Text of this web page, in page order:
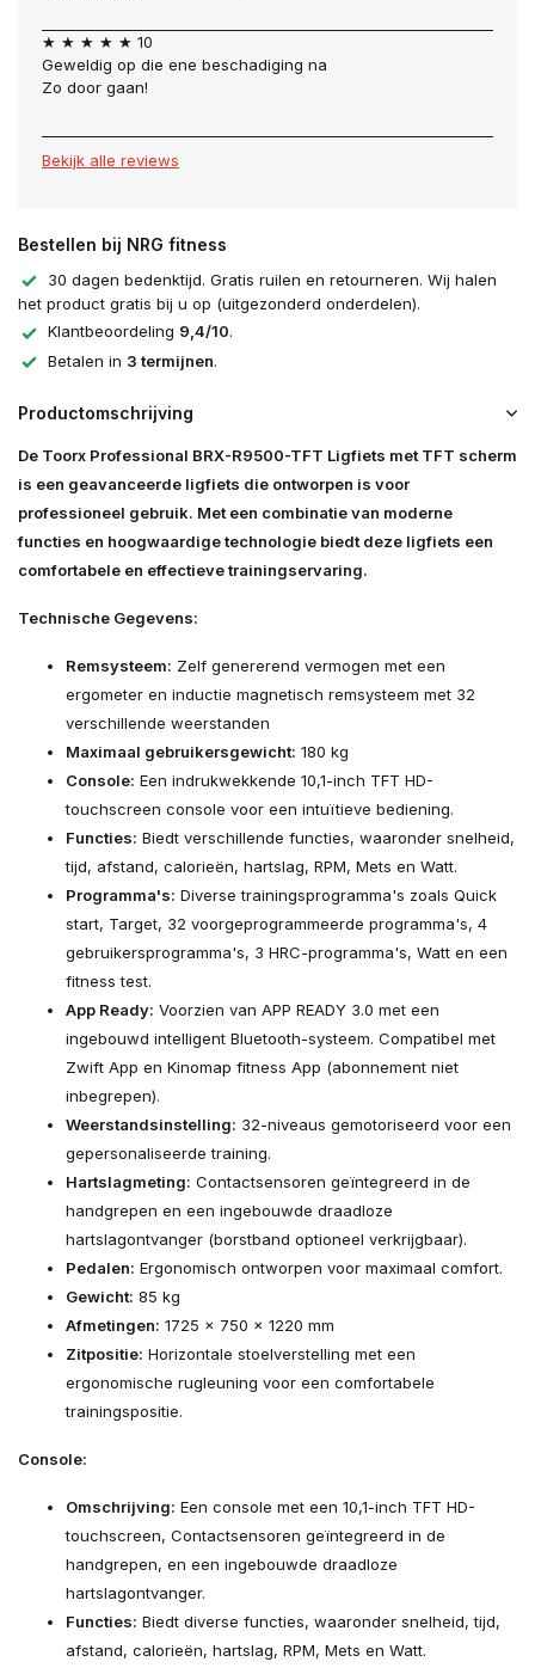
★ ★ ★ ★ ★ 10
Geweldig op die ene beschadiging na
Zo door gaan!
Bekijk alle reviews
Bestellen bij NRG fitness
30 dagen bedenktijd. Gratis ruilen en retourneren. Wij halen
het product gratis bij u op (uitgezonderd onderdelen).
Klantbeoordeling 9,4/10.
Betalen in 3 termijnen.
Productomschrijving
De Toorx Professional BRX-R9500-TFT Ligfiets met TFT scherm
is een geavanceerde ligfiets die ontworpen is voor
professioneel gebruik. Met een combinatie van moderne
functies en hoogwaardige technologie biedt deze ligfiets een
comfortabele en effectieve trainingservaring.
Technische Gegevens:
Remsysteem: Zelf genererend vermogen met een
ergometer en inductie magnetisch remsysteem met 32
verschillende weerstanden
Maximaal gebruikersgewicht: 180 kg
Console: Een indrukwekkende 10,1-inch TFT HD-
touchscreen console voor een intuïtieve bediening.
Functies: Biedt verschillende functies, waaronder snelheid,
tijd, afstand, calorieën, hartslag, RPM, Mets en Watt.
Programma's: Diverse trainingsprogramma's zoals Quick
start, Target, 32 voorgeprogrammeerde programma's, 4
gebruikersprogramma's, 3 HRC-programma's, Watt en een
fitness test.
App Ready: Voorzien van APP READY 3.0 met een
ingebouwd intelligent Bluetooth-systeem. Compatibel met
Zwift App en Kinomap fitness App (abonnement niet
inbegrepen).
Weerstandsinstelling: 32-niveaus gemotoriseerd voor een
gepersonaliseerde training.
Hartslagmeting: Contactsensoren geïntegreerd in de
handgrepen en een ingebouwde draadloze
hartslagontvanger (borstband optioneel verkrijgbaar).
Pedalen: Ergonomisch ontworpen voor maximaal comfort.
Gewicht: 85 kg
Afmetingen: 1725 x 750 x 1220 mm
Zitpositie: Horizontale stoelverstelling met een
ergonomische rugleuning voor een comfortabele
trainingspositie.
Console:
Omschrijving: Een console met een 10,1-inch TFT HD-
touchscreen, Contactsensoren geïntegreerd in de
handgrepen, en een ingebouwde draadloze
hartslagontvanger.
Functies: Biedt diverse functies, waaronder snelheid, tijd,
afstand, calorieën, hartslag, RPM, Mets en Watt.